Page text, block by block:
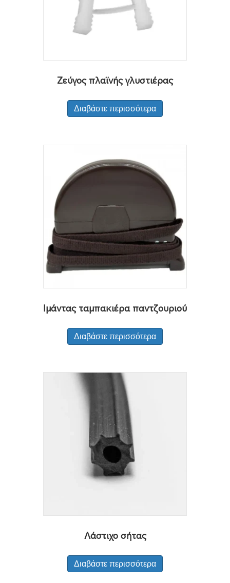
Ζεύγος πλαϊνής γλυστιέρας
Διαβάστε περισσότερα
Ιμάντας ταμπακιέρα παντζουριού
Διαβάστε περισσότερα
Λάστιχο σήτας
Διαβάστε περισσότερα